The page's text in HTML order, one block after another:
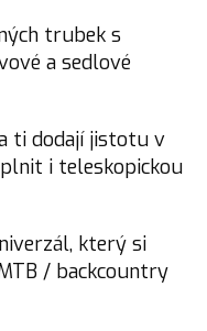
trubek s
a sedlové
ti dodají jistotu v
i teleskopickou
který si
/ backcountry